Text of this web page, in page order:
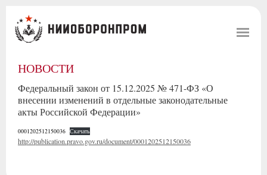
НОВОСТИ
Федеральный закон от 15.12.2025 № 471-ФЗ «О
внесении изменений в отдельные законодательные
акты Российской Федерации»
0001202512150036 Скачать
http://publication.pravo.gov.ru/document/0001202512150036